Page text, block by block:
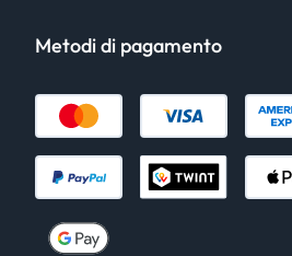
Metodi di pagamento